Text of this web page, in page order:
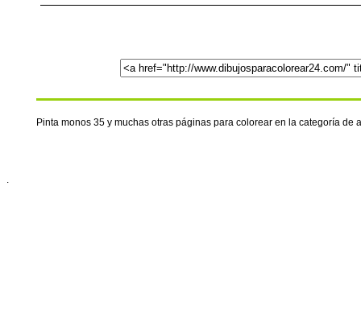
Pinta monos 35 y muchas otras páginas para colorear en la categoría
.